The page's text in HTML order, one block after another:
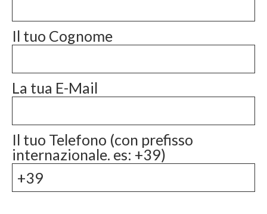
Il tuo Cognome
La tua E-Mail
Il tuo Telefono (con prefisso
internazionale. es: +39)